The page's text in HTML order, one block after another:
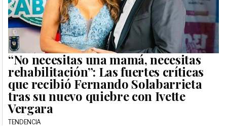
“No necesitas una mamá, necesitas
rehabilitación”: Las fuertes críticas
que recibió Fernando Solabarrieta
tras su nuevo quiebre con Ivette
Vergara
TENDENCIA